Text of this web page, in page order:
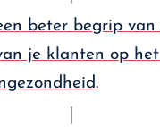
beter begrip van
je klanten op